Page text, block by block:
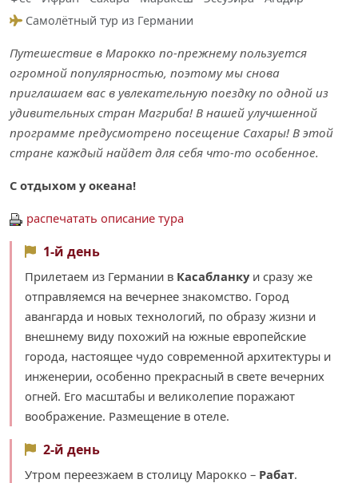
Самолётный тур из Германии
Путешествие в Марокко по-прежнему пользуется
огромной популярностью, поэтому мы снова
приглашаем вас в увлекательную поездку по одной из
удивительных стран Магриба! В нашей улучшенной
программе предусмотрено посещение Сахары! В этой
стране каждый найдет для себя что-то особенное.
С отдыхом у океана!
распечатать описание тура
1-й день
Прилетаем из Германии в Касабланкуи сразу же
отправляемся на вечернее знакомство. Город
авангарда и новых технологий, по образу жизни и
внешнему виду похожий на южные европейские
города, настоящее чудо современной архитектуры и
инженерии, особенно прекрасный в свете вечерних
огней. Его масштабы и великолепие поражают
воображение. Размещение в отеле.
2-й день
Утром переезжаем в столицу Марокко – Рабат.